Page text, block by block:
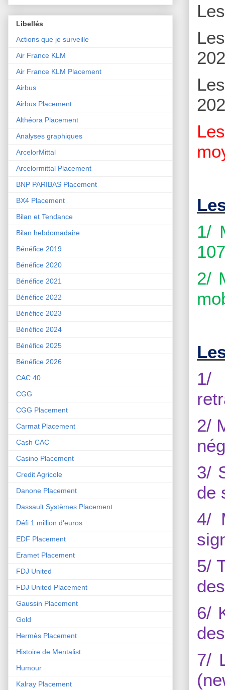
1/
2/
1/
2/
3/
de
4/
5/
6/
7/
Libellés
Actions que je surveille
Air France KLM
Air France KLM Placement
Airbus
Airbus Placement
Althéora Placement
Analyses graphiques
ArcelorMittal
Arcelormittal Placement
BNP PARIBAS Placement
BX4 Placement
Bilan et Tendance
Bilan hebdomadaire
Bénéfice 2019
Bénéfice 2020
Bénéfice 2021
Bénéfice 2022
Bénéfice 2023
Bénéfice 2024
Bénéfice 2025
Bénéfice 2026
CAC 40
CGG
CGG Placement
Carmat Placement
Cash CAC
Casino Placement
Credit Agricole
Danone Placement
Dassault Systèmes Placement
Défi 1 million d'euros
EDF Placement
Eramet Placement
FDJ United
FDJ United Placement
Gaussin Placement
Gold
Hermès Placement
Histoire de Mentalist
Humour
Kalray Placement